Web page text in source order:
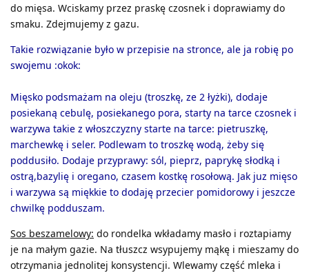
do mięsa. Wciskamy przez praskę czosnek i doprawiamy do
smaku. Zdejmujemy z gazu.
Takie rozwiązanie było w przepisie na stronce, ale ja robię po
swojemu :okok:
Mięsko podsmażam na oleju (troszkę, ze 2 łyżki), dodaje
posiekaną cebulę, posiekanego pora, starty na tarce czosnek i
warzywa takie z włoszczyzny starte na tarce: pietruszkę,
marchewkę i seler. Podlewam to troszkę wodą, żeby się
poddusiło. Dodaje przyprawy: sól, pieprz, paprykę słodką i
ostrą,bazylię i oregano, czasem kostkę rosołową. Jak juz mięso
i warzywa są miękkie to dodaję przecier pomidorowy i jeszcze
chwilkę podduszam.
Sos beszamelowy: do rondelka wkładamy masło i roztapiamy
je na małym gazie. Na tłuszcz wsypujemy mąkę i mieszamy do
otrzymania jednolitej konsystencji. Wlewamy część mleka i